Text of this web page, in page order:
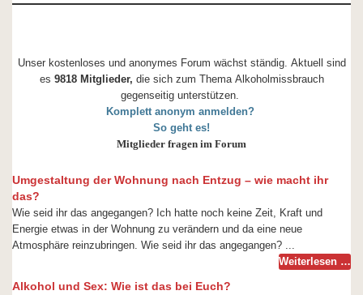
Unser kostenloses und anonymes Forum wächst ständig. Aktuell sind
es 9818 Mitglieder, die sich zum Thema Alkoholmissbrauch
gegenseitig unterstützen.
Komplett anonym anmelden?
So geht es!
Mitglieder fragen im Forum
Umgestaltung der Wohnung nach Entzug – wie macht ihr
das?
Wie seid ihr das angegangen? Ich hatte noch keine Zeit, Kraft und
Energie etwas in der Wohnung zu verändern und da eine neue
Atmosphäre reinzubringen. Wie seid ihr das angegangen? ...
Weiterlesen …
Alkohol und Sex: Wie ist das bei Euch?